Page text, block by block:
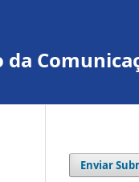
Enviar